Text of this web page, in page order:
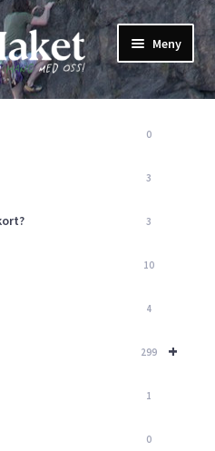
Meny
0
3
3
10
4
+
299
1
0